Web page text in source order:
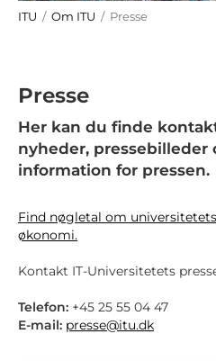
ITU / Om ITU / Presse
Presse
Her kan du finde
nyheder, pressebilleder
information for pressen.
Find nøgletal om
økonomi.
Kontakt IT-Universitetets
Telefon: +45 25 55 04 47
E-mail: presse@itu.dk